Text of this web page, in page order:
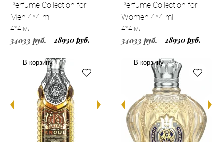
Perfume Collection for
Men 4*4 ml
4*4 мл
34033 руб. 28930 руб.
В корзину
Perfume Collection for
Women 4*4 ml
4*4 мл
34033 руб. 28930 руб.
В корзину